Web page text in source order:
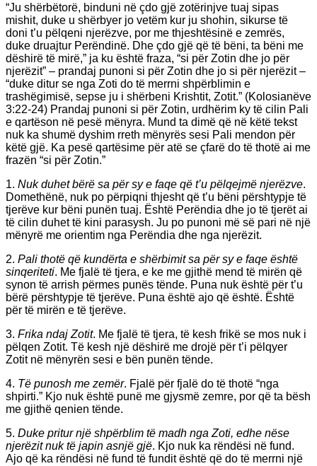
“Ju shërbëtorë, binduni në çdo gjë zotërinjve tuaj sipas
mishit, duke u shërbyer jo vetëm kur ju shohin, sikurse të
doni t’u pëlqeni njerëzve, por me thjeshtësinë e zemrës,
duke druajtur Perëndinë. Dhe çdo gjë që të bëni, ta bëni me
dëshirë të mirë,” ja ku është fraza, “si për Zotin dhe jo për
njerëzit” – prandaj punoni si për Zotin dhe jo si për njerëzit –
“duke ditur se nga Zoti do të merrni shpërblimin e
trashëgimisë, sepse ju i shërbeni Krishtit, Zotit.” (Kolosianëve
3:22-24) Prandaj punoni si për Zotin, urdhërim ky të cilin Pali
e qartëson në pesë mënyra. Mund ta dimë që në këtë tekst
nuk ka shumë dyshim rreth mënyrës sesi Pali mendon për
këtë gjë. Ka pesë qartësime për atë se çfarë do të thotë ai me
frazën “si për Zotin.”
1. Nuk duhet bërë sa për sy e faqe që t’u pëlqejmë njerëzve.
Domethënë, nuk po përpiqni thjesht që t’u bëni përshtypje të
tjerëve kur bëni punën tuaj. Është Perëndia dhe jo të tjerët ai
të cilin duhet të kini parasysh. Ju po punoni më së pari në një
mënyrë me orientim nga Perëndia dhe nga njerëzit.
2. Pali thotë që kundërta e shërbimit sa për sy e faqe është
sinqeriteti. Me fjalë të tjera, e ke me gjithë mend të mirën që
synon të arrish përmes punës tënde. Puna nuk është për t’u
bërë përshtypje të tjerëve. Puna është ajo që është. Është
për të mirën e të tjerëve.
3. Frika ndaj Zotit. Me fjalë të tjera, të kesh frikë se mos nuk i
pëlqen Zotit. Të kesh një dëshirë me drojë për t’i pëlqyer
Zotit në mënyrën sesi e bën punën tënde.
4. Të punosh me zemër. Fjalë për fjalë do të thotë “nga
shpirti.” Kjo nuk është punë me gjysmë zemre, por që ta bësh
me gjithë qenien tënde.
5. Duke pritur një shpërblim të madh nga Zoti, edhe nëse
njerëzit nuk të japin asnjë gjë. Kjo nuk ka rëndësi në fund.
Ajo që ka rëndësi në fund të fundit është që do të merrni një